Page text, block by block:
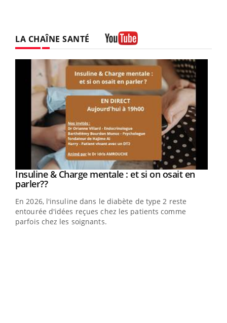
LA CHAÎNE SANTÉ
Youtube
Insuline & Charge mentale : et si on osait en
parler??Youtube
En 2026, l'insuline dans le diabète de type 2 reste
entourée d'idées reçues chez les patients comme
parfois chez les soignants.